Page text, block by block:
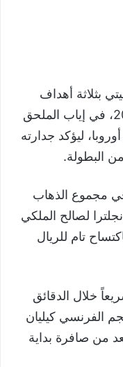
بثلاثة أهداف
لهدف، مساء الأربعاء 19 فبراير 2025، في إياب الملحق
ليؤكد جدارته
البطولة.
مجموع الذهاب
لقاء انجلترا لصالح الملكي
تام للريال
تقدم ريال مدريد 1-0 سريعاً خلال الدقائق
الفرنسي كيليان
الثالثة و35 ثانية بعد من صافرة بداية